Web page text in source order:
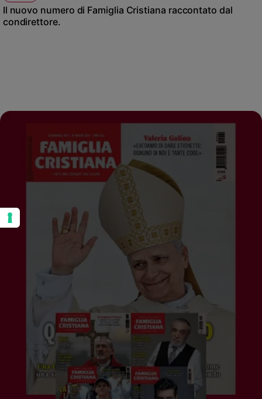
Il nuovo numero di Famiglia Cristiana raccontato dal
condirettore.